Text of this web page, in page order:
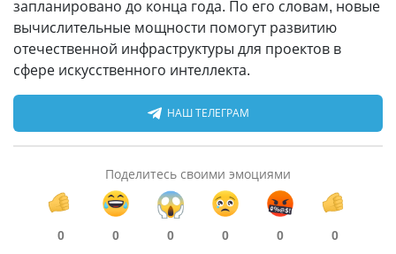
запланировано до конца года. По его словам, новые
вычислительные мощности помогут развитию
отечественной инфраструктуры для проектов в
сфере искусственного интеллекта.
НАШ ТЕЛЕГРАМ
Поделитесь своими эмоциями
0 0 0 0 0 0